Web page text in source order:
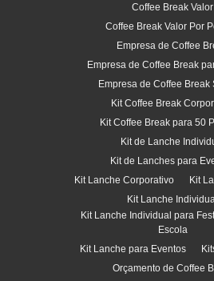
Coffee Break Valor
Coffee Break Valor Por
Empresa de Coffee
Empresa de Coffee Break
Empresa de Coffee Break
Kit Coffee Break
Kit Coffee Break para 50
Kit de Lanche
Kit de Lanches para
Kit Lanche Corporativo
Kit
Kit Lanche
Kit Lanche Individual para
Escola
Kit Lanche para Eventos
Orçamento de Coffee